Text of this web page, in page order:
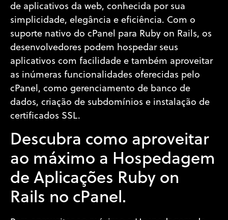
de aplicativos da web, conhecida por sua
simplicidade, elegância e eficiência. Com o
suporte nativo do cPanel para Ruby on Rails, os
desenvolvedores podem hospedar seus
aplicativos com facilidade e também aproveitar
as inúmeras funcionalidades oferecidas pelo
cPanel, como gerenciamento de banco de
dados, criação de subdomínios e instalação de
certificados SSL.
Descubra como aproveitar
ao máximo a Hospedagem
de Aplicações Ruby on
Rails no cPanel.